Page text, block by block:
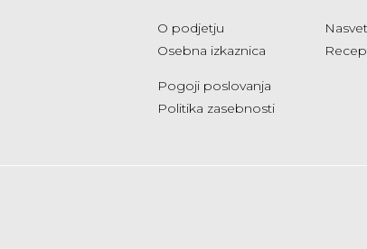
O podjetju
Osebna izkaznica
Pogoji poslovanja
Politika zasebnosti